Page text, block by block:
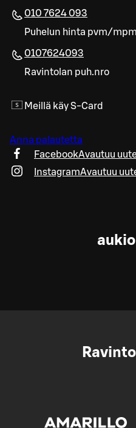
010 7624 093
Puhelun hinta pvm/mpm
0107624093
Ravintolan puh.nro
Meillä käy S-Card
Anna palautetta
FacebookAvautuu
InstagramAvautuu